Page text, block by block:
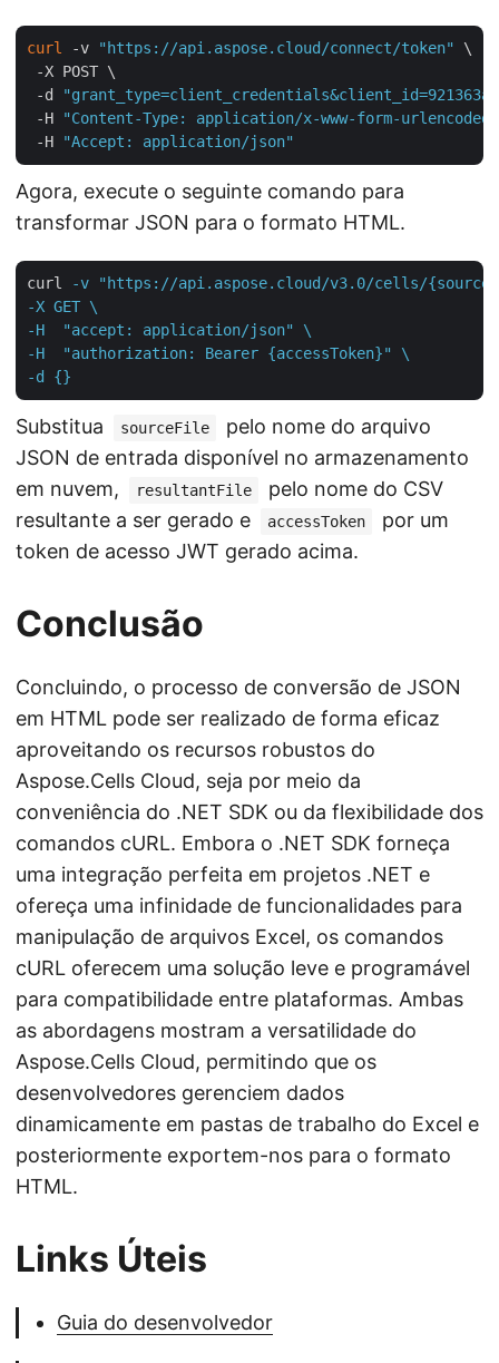
curl -v "https://api.aspose.cloud/connect/token"
\
-X POST \
-d
"grant_type=client_credentials&client_id=921363a8-
-H
"Content-Type: application/x-www-form-urlencoded"
-H
"Accept: application/json"
Agora, execute o seguinte comando para
transformar JSON para o formato HTML.
curl
-v "https://api.aspose.cloud/v3.0/cells/
-X GET \
-H  "accept: application/json" \
-H  "authorization: Bearer {accessToken}" \
-d {}
Substitua sourceFile
pelo nome do arquivo
JSON de entrada disponível no armazenamento
em nuvem,
resultantFile
pelo nome do CSV
resultante a ser gerado e
accessToken
por um
token de acesso JWT gerado acima.
Conclusão
Concluindo, o processo de conversão de JSON
em HTML pode ser realizado de forma eficaz
aproveitando os recursos robustos do
Aspose.Cells Cloud, seja por meio da
conveniência do .NET SDK ou da flexibilidade dos
comandos cURL. Embora o .NET SDK forneça
uma integração perfeita em projetos .NET e
ofereça uma infinidade de funcionalidades para
manipulação de arquivos Excel, os comandos
cURL oferecem uma solução leve e programável
para compatibilidade entre plataformas. Ambas
as abordagens mostram a versatilidade do
Aspose.Cells Cloud, permitindo que os
desenvolvedores gerenciem dados
dinamicamente em pastas de trabalho do Excel e
posteriormente exportem-nos para o formato
HTML.
Links Úteis
Guia do desenvolvedor